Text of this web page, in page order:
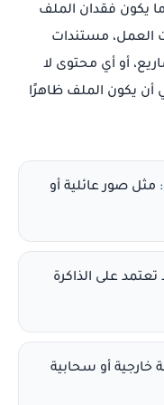
يكون فقدان الملف
العمل، مستندات
أو أي محتوى لا
أن يكون الملف ظاهرًا
مثل صور عائلية أو
تعتمد على الذاكرة
خارجية أو سحابية